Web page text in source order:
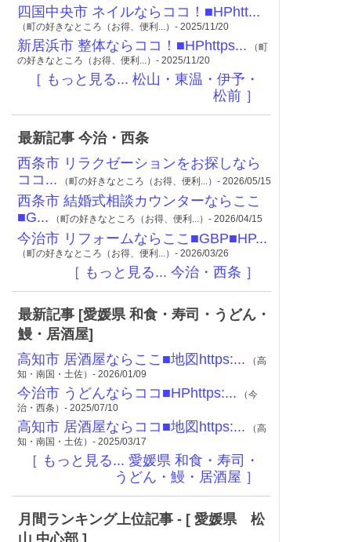
四国中央市 ネイルならココ！■HPhtt...
（町の好きなところ（お得、便利...）- 2025/11/20
新居浜市 整体ならココ！■HPhttps... （町
の好きなところ（お得、便利...）- 2025/11/20
［ もっと見る... 松山・東温・伊予・
松前 ］
最新記事 今治・西条
西条市 リラクゼーションをお探しなら
ココ... （町の好きなところ（お得、便利...）- 2026/05/15
西条市 結婚式相談カウンターならここ
■G... （町の好きなところ（お得、便利...）- 2026/04/15
今治市 リフォームならここ■GBP■HP...
（町の好きなところ（お得、便利...）- 2026/03/26
［ もっと見る... 今治・西条 ］
最新記事 [愛媛県 和食・寿司・うどん・
鰻・居酒屋]
高知市 居酒屋ならここ■地図https:... （高
知・南国・土佐）- 2026/01/09
今治市 うどんならココ■HPhttps:... （今
治・西条）- 2025/07/10
高知市 居酒屋ならココ■地図https:... （高
知・南国・土佐）- 2025/03/17
［ もっと見る... 愛媛県 和食・寿司・
うどん・鰻・居酒屋 ］
月間ランキング上位記事 - [ 愛媛県 松